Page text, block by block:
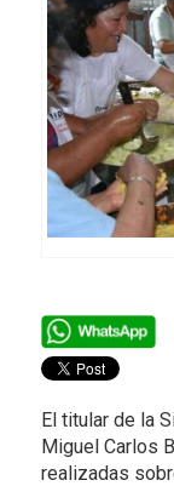
El titular de la
Miguel Carlos
realizadas